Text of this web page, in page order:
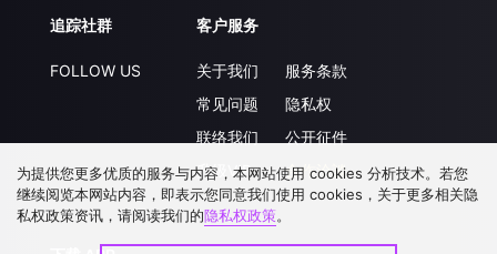
追踪社群
FOLLOW US
客户服务
关于我们
常见问题
联络我们
升级VIP
服务条款
隐私权
公开征件
合作洽談
为提供您更多优质的服务与内容，本网站使用 cookies 分析技术。若您
继续阅览本网站内容，即表示您同意我们使用 cookies，关于更多相关隐
私权政策资讯，请阅读我们的隐私权政策。